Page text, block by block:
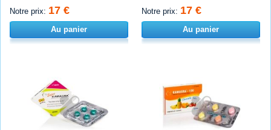
Notre prix: 17 €
Au panier
Notre prix: 17 €
Au panier